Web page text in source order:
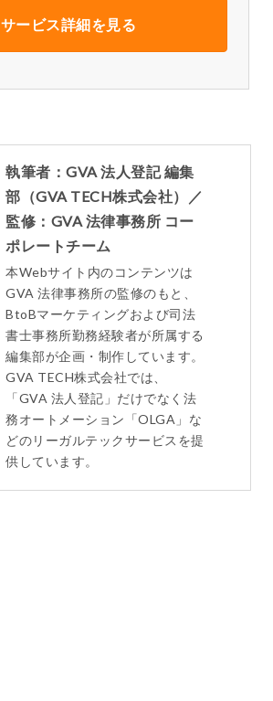
サービス詳細を見る
執筆者：GVA 法人登記 編集
部（GVA TECH株式会社）／
監修：GVA 法律事務所 コー
ポレートチーム
本Webサイト内のコンテンツは
GVA 法律事務所の監修のもと、
BtoBマーケティングおよび司法
書士事務所勤務経験者が所属する
編集部が企画・制作しています。
GVA TECH株式会社では、
「GVA 法人登記」だけでなく法
務オートメーション「OLGA」な
どのリーガルテックサービスを提
供しています。